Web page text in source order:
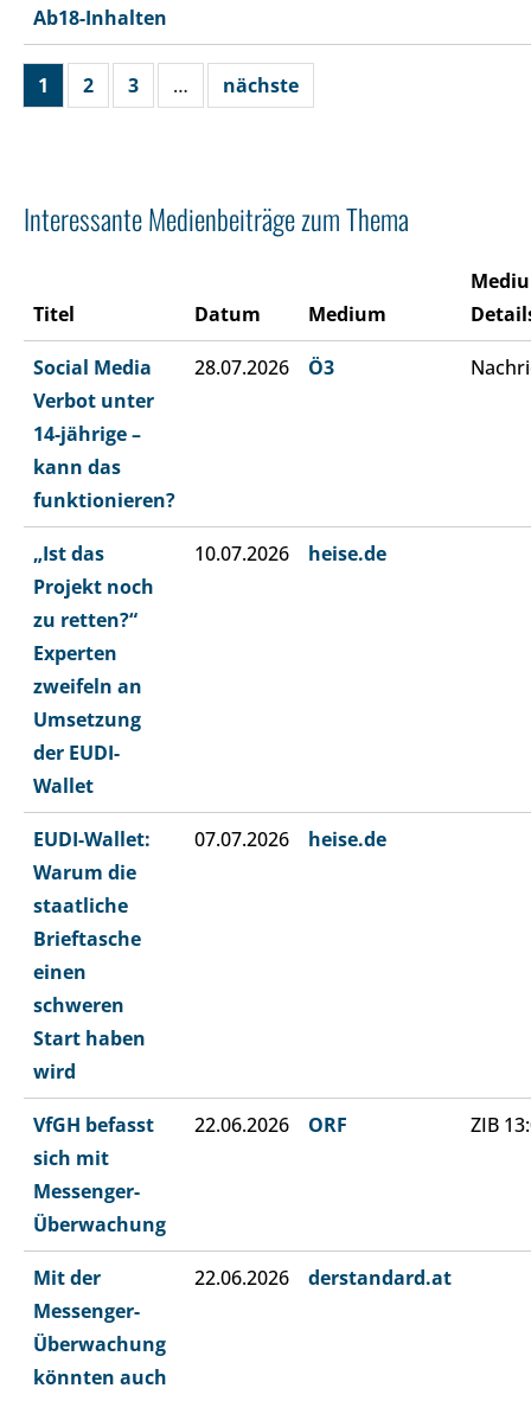
Ab18-Inhalten
1 2 3 … nächste
Interessante Medienbeiträge zum Thema
Titel Datum Medium
Social Media
Verbot unter
14-jährige –
kann das
funktionieren?
28.07.2026 Ö3
„Ist das
Projekt noch
zu retten?“
Experten
zweifeln an
Umsetzung
der EUDI-
Wallet
10.07.2026 heise.de
EUDI-Wallet:
Warum die
staatliche
Brieftasche
einen
schweren
Start haben
wird
07.07.2026 heise.de
VfGH befasst
sich mit
Messenger-
Überwachung
22.06.2026 ORF ZIB
Mit der
Messenger-
Überwachung
könnten auch
22.06.2026 derstandard.at